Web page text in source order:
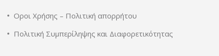
Οροι Χρήσης – Πολιτική απορρήτου
Πολιτική Συμπερίληψης και Διαφορετικότητας